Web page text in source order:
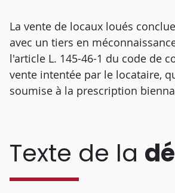
La vente de locaux loués
avec un tiers en
l'article L. 145-46-1 du code de
vente intentée par le locataire,
soumise à la prescription
Texte de la